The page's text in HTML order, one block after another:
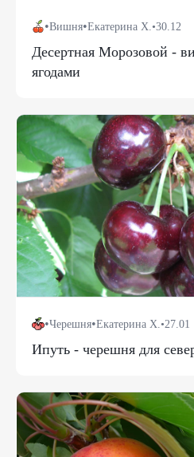
•Вишня•Екатерина Х. •30.12
Десертная Морозовой -
ягодами
•Черешня•Екатерина Х. •27.01
Ипуть - черешня для